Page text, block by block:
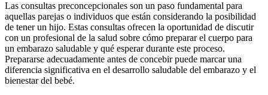
Las consultas preconcepcionales son un paso fundamental para
aquellas parejas o individuos que están considerando la posibilidad
de tener un hijo. Estas consultas ofrecen la oportunidad de discutir
con un profesional de la salud sobre cómo preparar el cuerpo para
un embarazo saludable y qué esperar durante este proceso.
Prepararse adecuadamente antes de concebir puede marcar una
diferencia significativa en el desarrollo saludable del embarazo y el
bienestar del bebé.